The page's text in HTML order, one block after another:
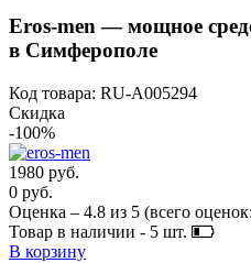
Eros-men — мощное
в Симферополе
Код товара: RU-A005294
Скидка
-100%
1980 руб.
0 руб.
Оценка – 4.8 из 5 (всего оценок:
Товар в наличии - 5 шт.
В корзину